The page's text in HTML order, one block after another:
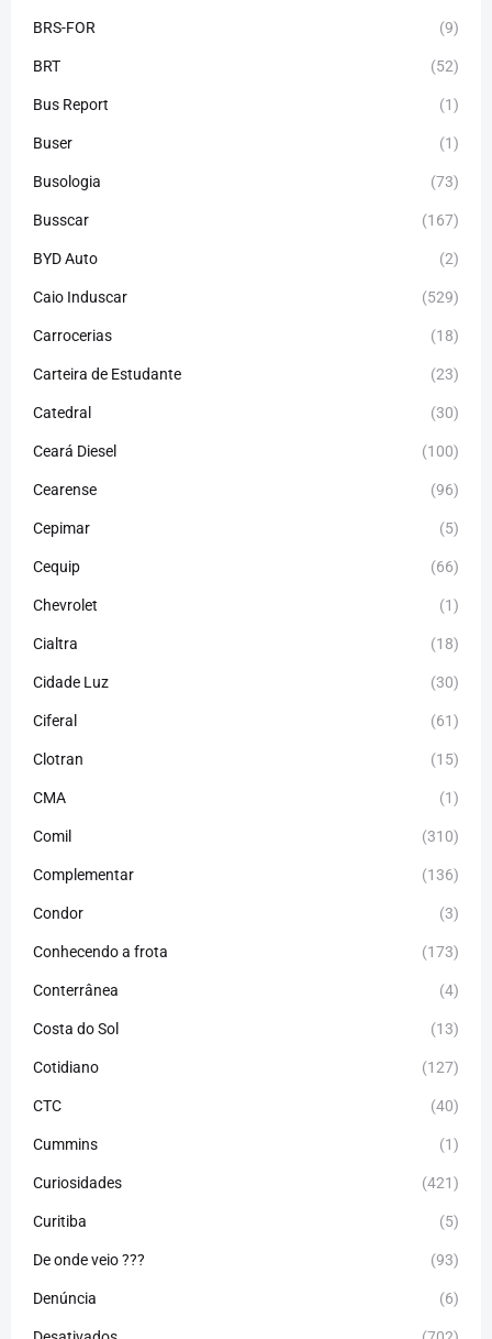
BRS-FOR (9)
BRT (52)
Bus Report (1)
Buser (1)
Busologia (73)
Busscar (167)
BYD Auto (2)
Caio Induscar (529)
Carrocerias (18)
Carteira de Estudante (23)
Catedral (30)
Ceará Diesel (100)
Cearense (96)
Cepimar (5)
Cequip (66)
Chevrolet (1)
Cialtra (18)
Cidade Luz (30)
Ciferal (61)
Clotran (15)
CMA (1)
Comil (310)
Complementar (136)
Condor (3)
Conhecendo a frota (173)
Conterrânea (4)
Costa do Sol (13)
Cotidiano (127)
CTC (40)
Cummins (1)
Curiosidades (421)
Curitiba (5)
De onde veio ??? (93)
Denúncia (6)